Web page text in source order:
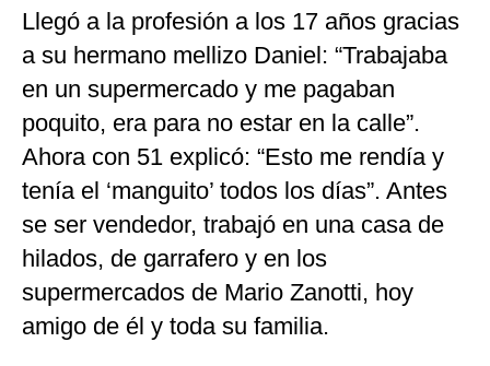
Llegó a la profesión a los 17 años gracias
a su hermano mellizo Daniel: “Trabajaba
en un supermercado y me pagaban
poquito, era para no estar en la calle”.
Ahora con 51 explicó: “Esto me rendía y
tenía el ‘manguito’ todos los días”. Antes
se ser vendedor, trabajó en una casa de
hilados, de garrafero y en los
supermercados de Mario Zanotti, hoy
amigo de él y toda su familia.